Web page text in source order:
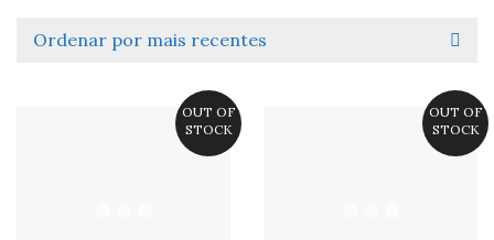
Ordenar por mais recentes
OUT OF
STOCK
OUT OF
STOCK